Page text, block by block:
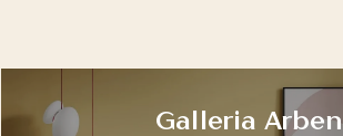
Galleria Arben